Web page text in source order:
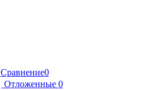
Сравнение0
Отложенные 0